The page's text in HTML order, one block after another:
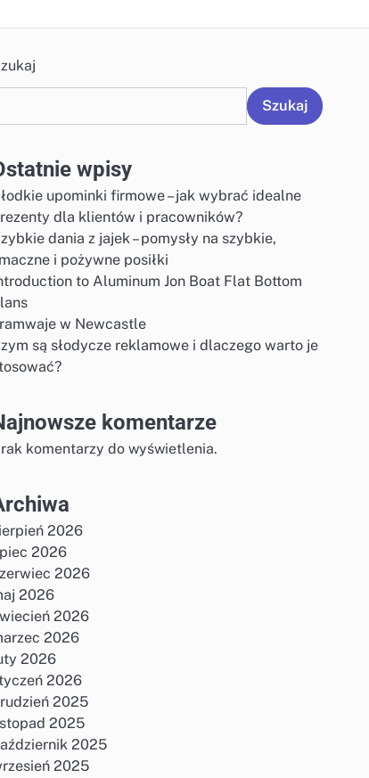
Szukaj
wpisy
upominki firmowe – jak wybrać idealne
dla klientów i pracowników?
dania z jajek – pomysły na szybkie,
i pożywne posiłki
to Aluminum Jon Boat Flat Bottom
w Newcastle
są słodycze reklamowe i dlaczego warto je
komentarze
komentarzy do wyświetlenia.
2026
2026
2026
2026
2026
2026
2026
2026
2025
2025
2025
2025